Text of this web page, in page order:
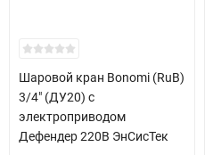
Шаровой кран Bonomi (RuB)
3/4" (ДУ20) с
электроприводом
Дефендер 220В ЭнСисТек